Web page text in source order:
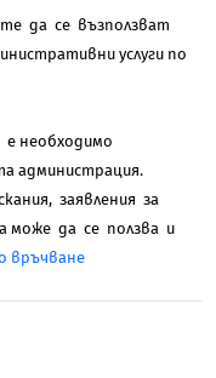
да се възползват
услуги по
необходимо
администрация.
заявления за
може да се ползва и
връчване